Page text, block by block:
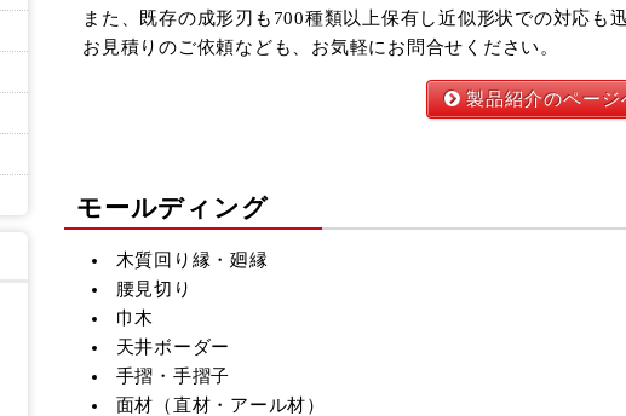
また、既存の成形刃も700種類以上保有し近似形状での対応も
お見積りのご依頼なども、お気軽にお問合せください。
製品紹介のページ
モールディング
木質回り縁・廻縁
腰見切り
巾木
天井ボーダー
手摺・手摺子
面材（直材・アール材）
2026年9月
水 木 金
2 3 4
9 10 11
12